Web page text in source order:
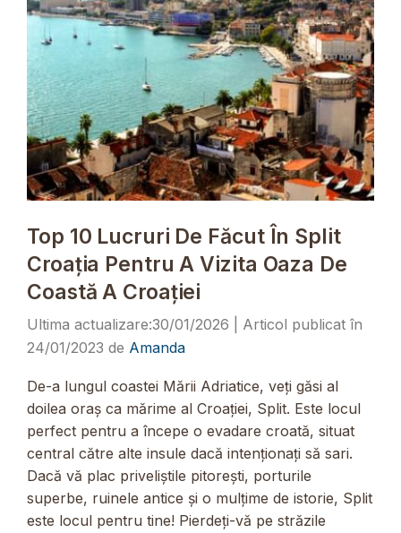
Top 10 Lucruri De Făcut În Split
Croația Pentru A Vizita Oaza De
Coastă A Croației
30/01/2026
24/01/2023 de Amanda
De-a lungul coastei Mării Adriatice, veți găsi al
doilea oraș ca mărime al Croației, Split. Este locul
perfect pentru a începe o evadare croată, situat
central către alte insule dacă intenționați să sari.
Dacă vă plac priveliștile pitorești, porturile
superbe, ruinele antice și o mulțime de istorie, Split
este locul pentru tine! Pierdeți-vă pe străzile